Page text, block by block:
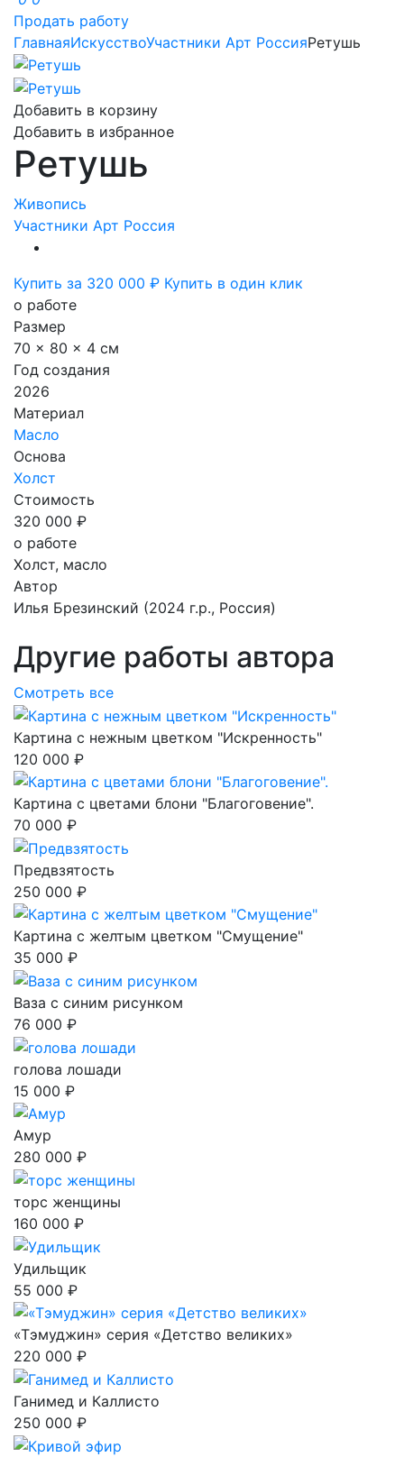
Продать работу
ГлавнаяИскусствоУчастники Арт РоссияРетушь
Добавить в корзину
Добавить в избранное
Ретушь
Живопись
Участники Арт Россия
Купить за 320 000 ₽ Купить в один клик
о работе
Размер
70 x 80 x 4 см
Год создания
2026
Материал
Масло
Основа
Холст
Стоимость
320 000 ₽
о работе
Холст, масло
Автор
Илья Брезинский (2024 г.р., Россия)
Другие работы автора
Смотреть все
Картина с нежным цветком "Искренность"
120 000 ₽
Картина с цветами блони "Благоговение".
70 000 ₽
Предвзятость
250 000 ₽
Картина с желтым цветком "Смущение"
35 000 ₽
Ваза с синим рисунком
76 000 ₽
голова лошади
15 000 ₽
Амур
280 000 ₽
торс женщины
160 000 ₽
Удильщик
55 000 ₽
«Тэмуджин» серия «Детство великих»
220 000 ₽
Ганимед и Каллисто
250 000 ₽